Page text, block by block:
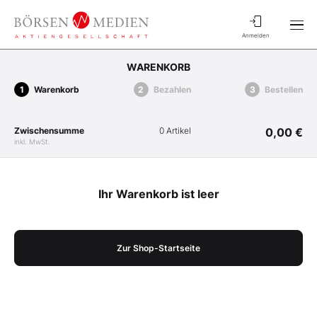
Anmelden
WARENKORB
Warenkorb Bezahlen Bestellen
Zwischensumme
inkl. MwSt.
0 Artikel 0,00 €
Ihr Warenkorb ist leer
Zur Shop-Startseite